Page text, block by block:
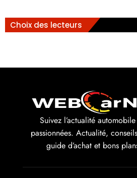
Choix des lecteurs
Suivez l’actualité
passionnées. Actualité,
guide d’achat et bons